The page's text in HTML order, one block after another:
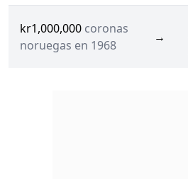
kr1,000,000 coronas
noruegas en 1968
→